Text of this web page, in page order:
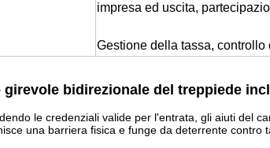
impresa ed uscita,
Gestione della tassa,
girevole bidirezionale del treppiede
le credenziali valide per l'entrata, gli aiuti del
una barriera fisica e funge da deterrente contro